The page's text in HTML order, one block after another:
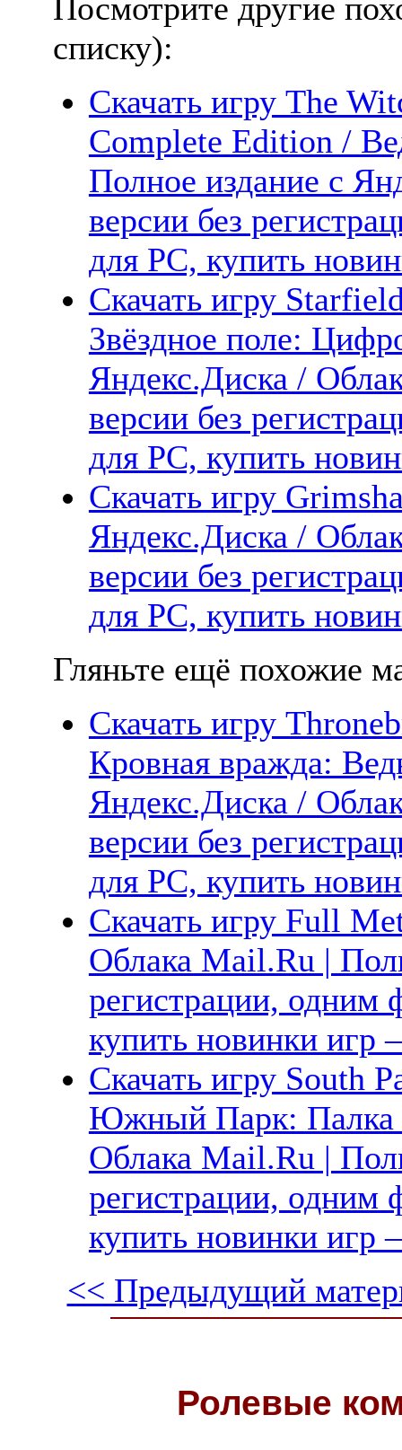
Посмотрите другие
списку):
Скачать игру The
Complete Edition /
Полное издание с
версии без
для PC, купить
Скачать игру
Звёздное поле:
Яндекс.Диска /
версии без
для PC, купить
Скачать игру
Яндекс.Диска /
версии без
для PC, купить
Гляньте ещё похожие
Скачать игру
Кровная вражда:
Яндекс.Диска /
версии без
для PC, купить
Скачать игру Full
Облака Mail.Ru |
регистрации, одним
купить новинки
Скачать игру South
Южный Парк: Палка
Облака Mail.Ru |
регистрации, одним
купить новинки
<< Предыдущий
Ролевые